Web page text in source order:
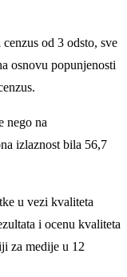
od 3 odsto, sve
osnovu popunjenosti
nego na
izlaznost bila 56,7
u vezi kvaliteta
i ocenu kvaliteta
za medije u 12